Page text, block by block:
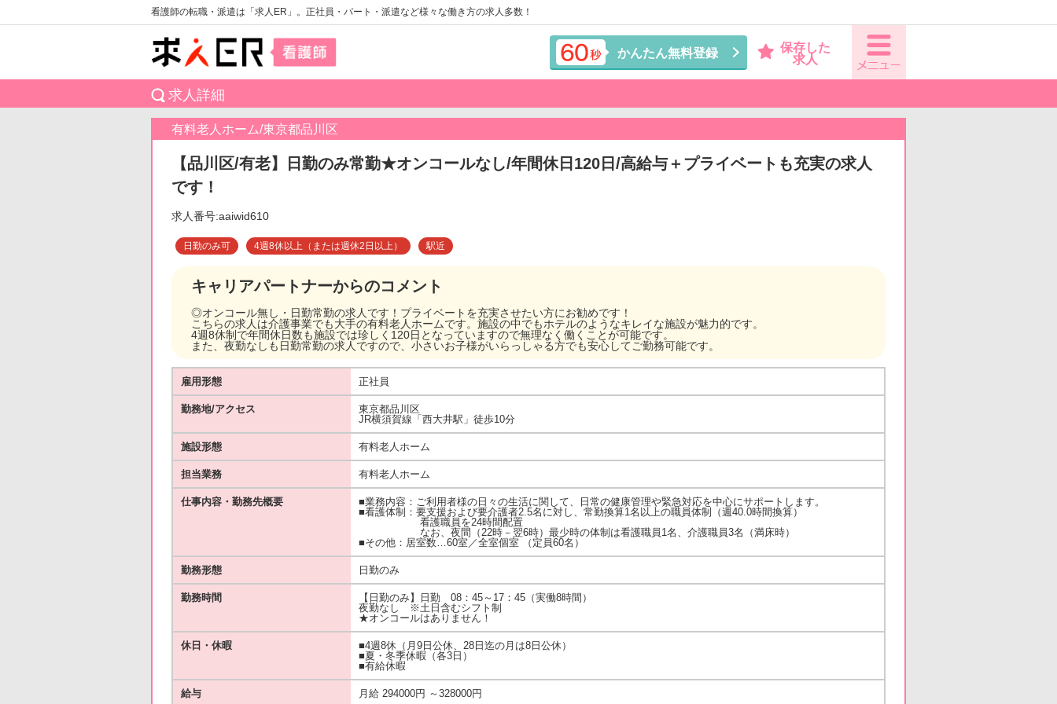
看護師の転職・派遣は「求人ER」。正社員・パート・派遣など様々な働き方の求人多数！
かんたん無料登録
保存した
求人
求人詳細
有料老人ホーム/東京都品川区
【品川区/有老】日勤のみ常勤★オンコールなし/年間休日120日/高給与＋プライベートも充実の求人
です！
求人番号:aaiwid610
日勤のみ可 4週8休以上（または週休2日以上） 駅近
キャリアパートナーからのコメント
◎オンコール無し・日勤常勤の求人です！プライベートを充実させたい方にお勧めです！
こちらの求人は介護事業でも大手の有料老人ホームです。施設の中でもホテルのようなキレイな施設が魅力的です。
4週8休制で年間休日数も施設では珍しく120日となっていますので無理なく働くことが可能です。
また、夜勤なしも日勤常勤の求人ですので、小さいお子様がいらっしゃる方でも安心してご勤務可能です。
雇用形態 正社員
勤務地/アクセス
東京都品川区
JR横須賀線「西大井駅」徒歩10分
施設形態 有料老人ホーム
担当業務 有料老人ホーム
仕事内容・勤務先概要
■業務内容：ご利用者様の日々の生活に関して、日常の健康管理や緊急対応を中心にサポートします。
■看護体制：要支援および要介護者2.5名に対し、常勤換算1名以上の職員体制（週40.0時間換算）
看護職員を24時間配置
なお、夜間（22時－翌6時）最少時の体制は看護職員1名、介護職員3名（満床時）
■その他：居室数…60室／全室個室 （定員60名）
勤務形態 日勤のみ
勤務時間
【日勤のみ】日勤 08：45～17：45（実働8時間）
夜勤なし ※土日含むシフト制
★オンコールはありません！
休日・休暇
■4週8休（月9日公休、28日迄の月は8日公休）
■夏・冬季休暇（各3日）
■有給休暇
給与 月給 294000円 ～328000円